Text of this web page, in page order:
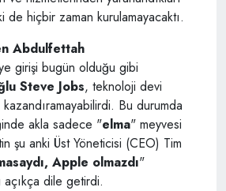
de hiçbir zaman kurulamayacaktı.
Abdulfettah
girişi bugün olduğu gibi
Steve Jobs, teknoloji devi
Bu durumda
akla sadece "elma" meyvesi
şu anki Üst Yöneticisi (CEO) Tim
Apple olmazdı"
dile getirdi.